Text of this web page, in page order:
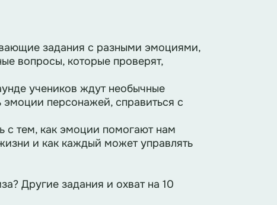
задания с разными эмоциями,
вопросы, которые проверят,
учеников ждут необычные
персонажей, справиться с
с тем, как эмоции помогают нам
и как каждый может управлять
Другие задания и охват на 10